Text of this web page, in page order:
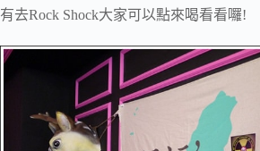
有去Rock Shock大家可以點來喝看看囉!